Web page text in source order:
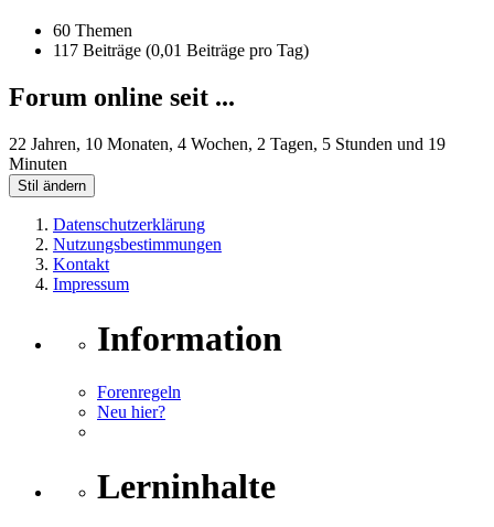
60 Themen
117 Beiträge (0,01 Beiträge pro Tag)
Forum online seit ...
22 Jahren, 10 Monaten, 4 Wochen, 2 Tagen, 5 Stunden und 19
Minuten
Stil ändern
Datenschutzerklärung
Nutzungsbestimmungen
Kontakt
Impressum
Information
Forenregeln
Neu hier?
Lerninhalte